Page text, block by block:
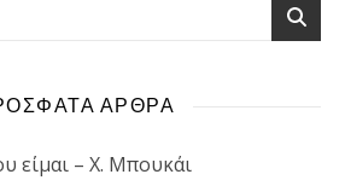
ΑΡΘΡΑ
είμαι – Χ. Μπουκάι